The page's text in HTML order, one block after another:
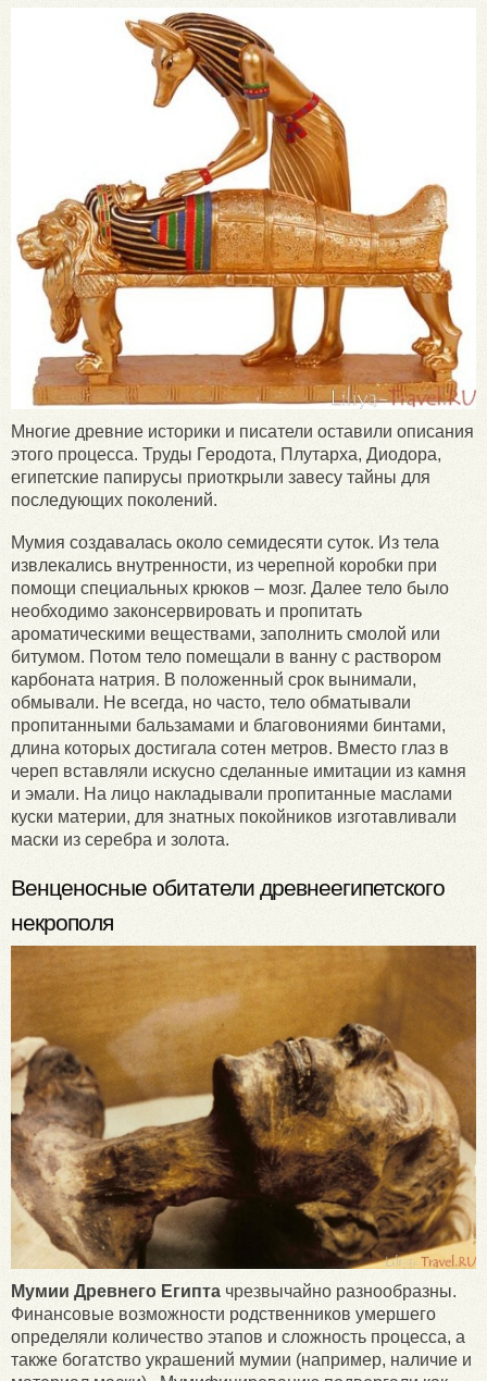
Многие древние историки и писатели оставили описания
этого процесса. Труды Геродота, Плутарха, Диодора,
египетские папирусы приоткрыли завесу тайны для
последующих поколений.
Мумия создавалась около семидесяти суток. Из тела
извлекались внутренности, из черепной коробки при
помощи специальных крюков – мозг. Далее тело было
необходимо законсервировать и пропитать
ароматическими веществами, заполнить смолой или
битумом. Потом тело помещали в ванну с раствором
карбоната натрия. В положенный срок вынимали,
обмывали. Не всегда, но часто, тело обматывали
пропитанными бальзамами и благовониями бинтами,
длина которых достигала сотен метров. Вместо глаз в
череп вставляли искусно сделанные имитации из камня
и эмали. На лицо накладывали пропитанные маслами
куски материи, для знатных покойников изготавливали
маски из серебра и золота.
Венценосные обитатели древнеегипетского
некрополя
Мумии Древнего Египта чрезвычайно разнообразны.
Финансовые возможности родственников умершего
определяли количество этапов и сложность процесса, а
также богатство украшений мумии (например, наличие и